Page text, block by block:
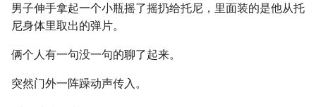
男子伸手拿起一个小瓶摇了摇扔给托尼，里面装的是他从托
尼身体里取出的弹片。
俩个人有一句没一句的聊了起来。
突然门外一阵躁动声传入。